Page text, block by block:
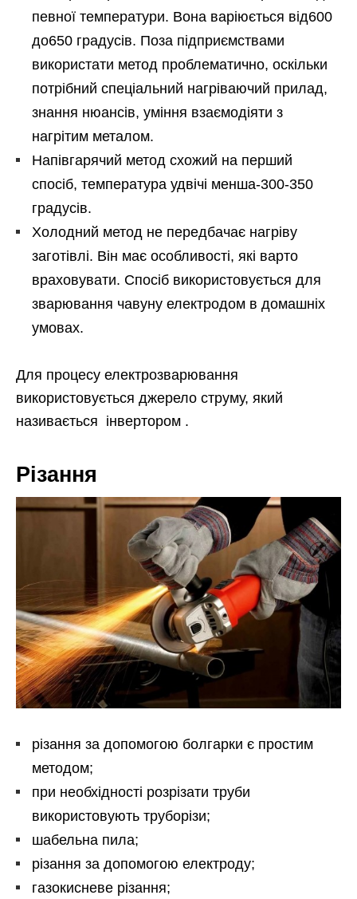
певної температури. Вона варіюється від600
до650 градусів. Поза підприємствами
використати метод проблематично, оскільки
потрібний спеціальний нагріваючий прилад,
знання нюансів, уміння взаємодіяти з
нагрітим металом.
Напівгарячий метод схожий на перший
спосіб, температура удвічі менша-300-350
градусів.
Холодний метод не передбачає нагріву
заготівлі. Він має особливості, які варто
враховувати. Спосіб використовується для
зварювання чавуну електродом в домашніх
умовах.
Для процесу електрозварювання
використовується джерело струму, який
називається інвертором .
Різання
різання за допомогою болгарки є простим
методом;
при необхідності розрізати труби
використовують труборізи;
шабельна пила;
різання за допомогою електроду;
газокисневе різання;